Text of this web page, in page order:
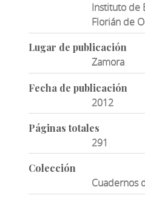
Instituto de
Florián de
Lugar de publicación
Zamora
Fecha de publicación
2012
Páginas totales
291
Colección
Cuadernos